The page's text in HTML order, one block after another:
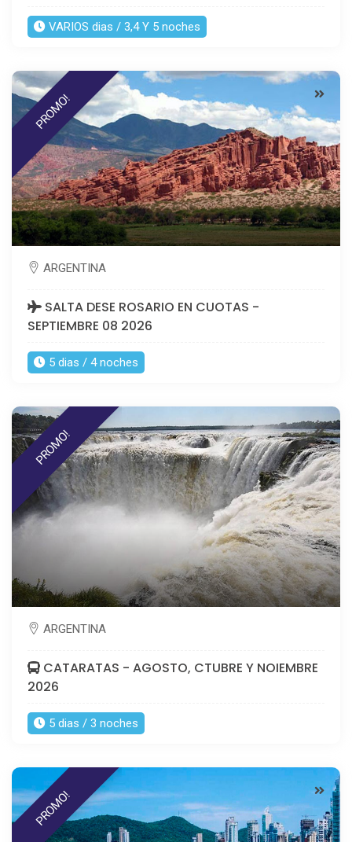
VARIOS dias / 3,4 Y 5 noches
PROMO!
ARGENTINA
SALTA DESE ROSARIO EN CUOTAS -
SEPTIEMBRE 08 2026
5 dias / 4 noches
PROMO!
ARGENTINA
CATARATAS - AGOSTO, CTUBRE Y NOIEMBRE
2026
5 dias / 3 noches
PROMO!